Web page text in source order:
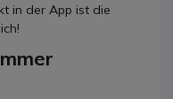
in der App ist die